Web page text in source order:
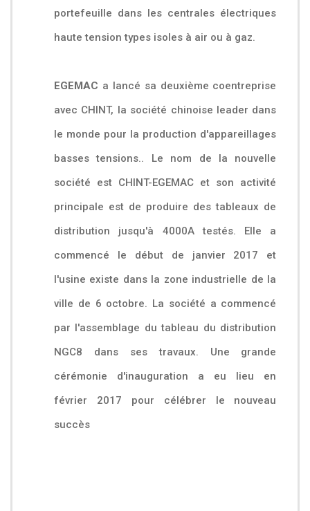
portefeuille dans les centrales électriques
haute tension types isoles à air ou à gaz.
EGEMAC a lancé sa deuxième coentreprise
avec CHINT, la société chinoise leader dans
le monde pour la production d'appareillages
basses tensions.. Le nom de la nouvelle
société est CHINT-EGEMAC et son activité
principale est de produire des tableaux de
distribution jusqu'à 4000A testés. Elle a
commencé le début de janvier 2017 et
l'usine existe dans la zone industrielle de la
ville de 6 octobre. La société a commencé
par l'assemblage du tableau du distribution
NGC8 dans ses travaux. Une grande
cérémonie d'inauguration a eu lieu en
février 2017 pour célébrer le nouveau
succès